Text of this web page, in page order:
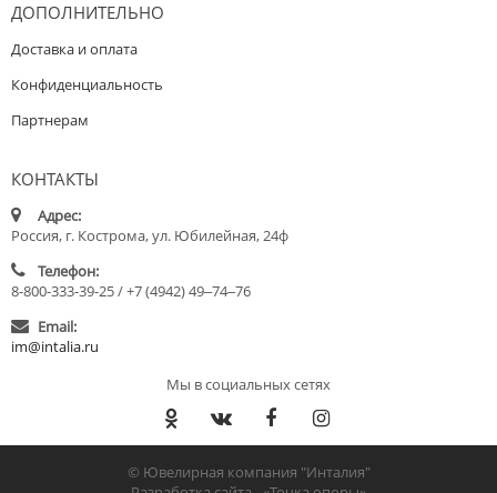
ДОПОЛНИТЕЛЬНО
Доставка и оплата
Конфиденциальность
Партнерам
КОНТАКТЫ
Адрес:
Россия, г. Кострома, ул. Юбилейная, 24ф
Телефон:
8-800-333-39-25 / +7 (4942) 49‒74‒76
Email:
im@intalia.ru
Мы в социальных сетях
© Ювелирная компания "Инталия"